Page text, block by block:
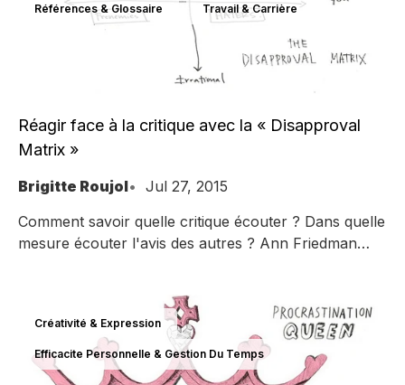
Références & Glossaire Travail & Carrière
Réagir face à la critique avec la « Disapproval
Matrix »
Brigitte Roujol
Jul 27, 2015
Comment savoir quelle critique écouter ? Dans quelle
mesure écouter l'avis des autres ? Ann Friedman
Créativité & Expression
Efficacite Personnelle & Gestion Du Temps